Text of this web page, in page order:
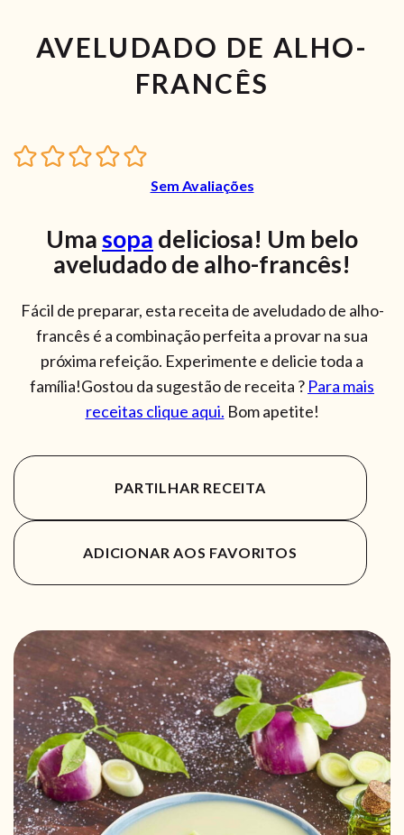
AVELUDADO DE ALHO-
FRANCÊS
Sem Avaliações
Umasopa deliciosa! Um belo
aveludado de alho-francês!
Fácil de preparar, esta receita de aveludado de alho-
francês é a combinação perfeita a provar na sua
próxima refeição. Experimente e delicie toda a
família!Gostou da sugestão de receita ? Para mais
receitas clique aqui. Bom apetite!
PARTILHAR RECEITA
ADICIONAR AOS FAVORITOS